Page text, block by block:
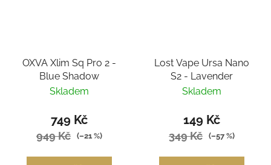
OXVA Xlim Sq Pro 2 -
Blue Shadow
Skladem
749 Kč
949 Kč (–21 %)
Lost Vape Ursa Nano
S2 - Lavender
Skladem
149 Kč
349 Kč (–57 %)